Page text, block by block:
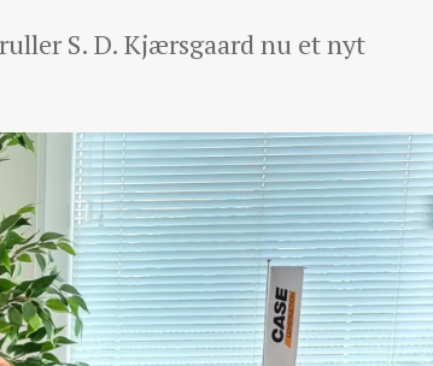
S. D. Kjærsgaard nu et nyt